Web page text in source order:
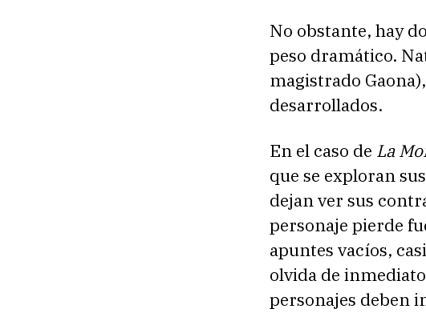
No obstante, hay
peso dramático.
magistrado
desarrollados.
En el caso de La
que se exploran
dejan ver sus
personaje pierde
apuntes vacíos,
olvida de
personajes deben